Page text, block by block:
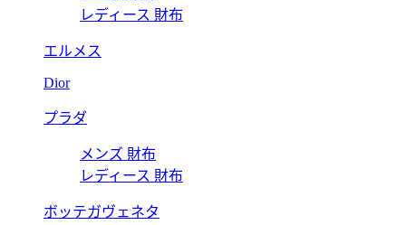
レディース 財布
エルメス
Dior
プラダ
メンズ 財布
レディース 財布
ボッテガヴェネタ